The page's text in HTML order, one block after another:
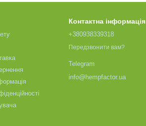
Контактна інформація
+380938339318
Передзвонити вам?
Telegram
info@hempfactor.ua